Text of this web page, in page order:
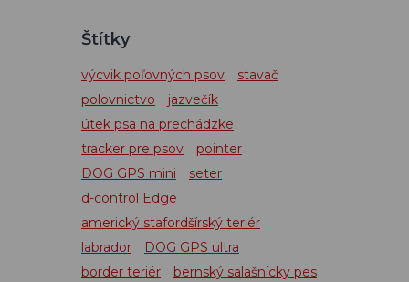
Štítky
výcvik poľovných psov
stavač
polovnictvo
jazvečík
útek psa na prechádzke
tracker pre psov
pointer
DOG GPS mini
seter
d-control Edge
americký stafordšírský teriér
labrador
DOG GPS ultra
border teriér
bernský salašnícky pes